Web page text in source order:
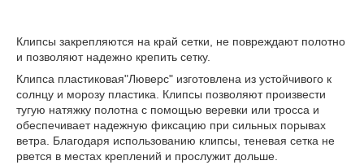
Клипсы закрепляются на край сетки, не повреждают полотно
и позволяют надежно крепить сетку.
Клипса пластиковая"Люверс" изготовлена из устойчивого к
солнцу и морозу пластика. Клипсы позволяют произвести
тугую натяжку полотна с помощью веревки или тросса и
обеспечивает надежную фиксацию при сильных порывах
ветра. Благодаря использованию клипсы, теневая сетка не
рвется в местах креплений и прослужит дольше.